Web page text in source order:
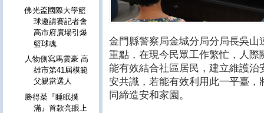
金門縣警察局金城分局分局長吳
重點，在現今民眾工作繁忙，人
能有效結合社區居民，建立維護
安共識，若能有效利用此一平臺
同締造安和家園。
佛光盃國際大學籃
球邀請賽記者會
高市府廣場引爆
籃球魂
人物側寫馬雲豪 高
雄市第41屆模範
父親當選人
勝得棻『睡眠撲
滿』首款亮眼上